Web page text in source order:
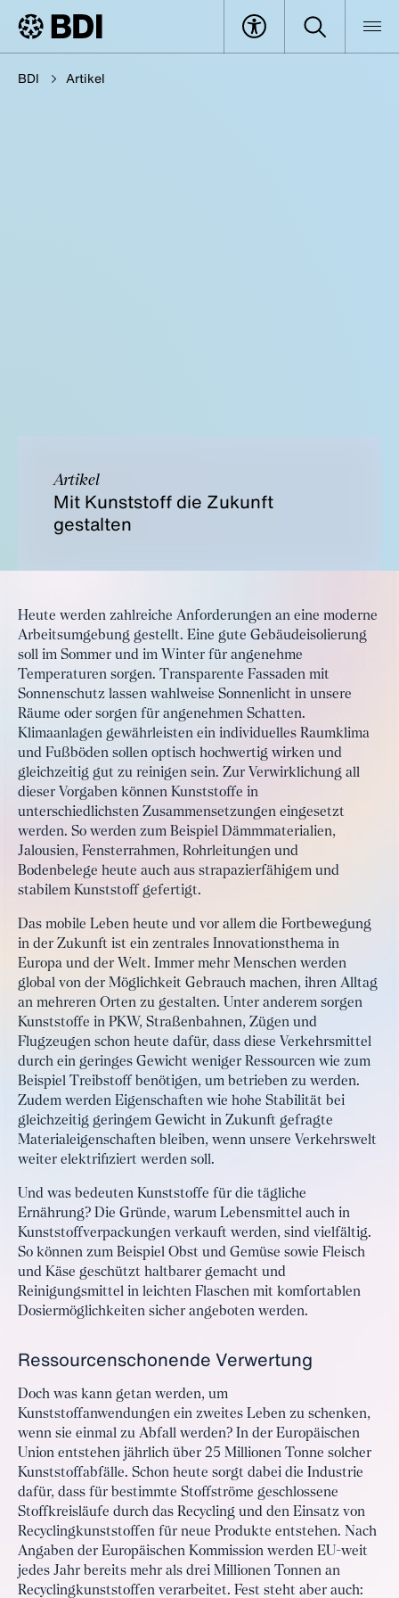
BDI Artikel
Artikel
Mit Kunststoff die Zukunft
gestalten
Heute werden zahlreiche Anforderungen an eine moderne
Arbeitsumgebung gestellt. Eine gute Gebäudeisolierung
soll im Sommer und im Winter für angenehme
Temperaturen sorgen. Transparente Fassaden mit
Sonnenschutz lassen wahlweise Sonnenlicht in unsere
Räume oder sorgen für angenehmen Schatten.
Klimaanlagen gewährleisten ein individuelles Raumklima
und Fußböden sollen optisch hochwertig wirken und
gleichzeitig gut zu reinigen sein. Zur Verwirklichung all
dieser Vorgaben können Kunststoffe in
unterschiedlichsten Zusammensetzungen eingesetzt
werden. So werden zum Beispiel Dämmmaterialien,
Jalousien, Fensterrahmen, Rohrleitungen und
Bodenbelege heute auch aus strapazierfähigem und
stabilem Kunststoff gefertigt.
Das mobile Leben heute und vor allem die Fortbewegung
in der Zukunft ist ein zentrales Innovationsthema in
Europa und der Welt. Immer mehr Menschen werden
global von der Möglichkeit Gebrauch machen, ihren Alltag
an mehreren Orten zu gestalten. Unter anderem sorgen
Kunststoffe in PKW, Straßenbahnen, Zügen und
Flugzeugen schon heute dafür, dass diese Verkehrsmittel
durch ein geringes Gewicht weniger Ressourcen wie zum
Beispiel Treibstoff benötigen, um betrieben zu werden.
Zudem werden Eigenschaften wie hohe Stabilität bei
gleichzeitig geringem Gewicht in Zukunft gefragte
Materialeigenschaften bleiben, wenn unsere Verkehrswelt
weiter elektrifiziert werden soll.
Und was bedeuten Kunststoffe für die tägliche
Ernährung? Die Gründe, warum Lebensmittel auch in
Kunststoffverpackungen verkauft werden, sind vielfältig.
So können zum Beispiel Obst und Gemüse sowie Fleisch
und Käse geschützt haltbarer gemacht und
Reinigungsmittel in leichten Flaschen mit komfortablen
Dosiermöglichkeiten sicher angeboten werden.
Ressourcenschonende Verwertung
Doch was kann getan werden, um
Kunststoffanwendungen ein zweites Leben zu schenken,
wenn sie einmal zu Abfall werden? In der Europäischen
Union entstehen jährlich über 25 Millionen Tonne solcher
Kunststoffabfälle. Schon heute sorgt dabei die Industrie
dafür, dass für bestimmte Stoffströme geschlossene
Stoffkreisläufe durch das Recycling und den Einsatz von
Recyclingkunststoffen für neue Produkte entstehen. Nach
Angaben der Europäischen Kommission werden EU-weit
jedes Jahr bereits mehr als drei Millionen Tonnen an
Recyclingkunststoffen verarbeitet. Fest steht aber auch: